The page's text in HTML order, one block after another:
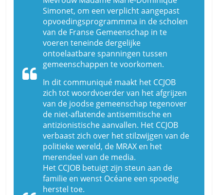
Simonet, om een verplicht aangepast
opvoedingsprogrammma in de scholen
van de Franse Gemeenschap in te
voeren teneinde dergelijke
ontoelaatbare spanningen tussen
gemeenschappen te voorkomen.
In dit communiqué maakt het CCJOB
zich tot woordvoerder van het afgrijzen
van de joodse gemeenschap tegenover
de niet-aflatende antisemitische en
antizionistische aanvallen. Het CCJOB
verbaast zich over het stilzwijgen van de
politieke wereld, de MRAX en het
merendeel van de media.
Het CCJOB betuigt zijn steun aan de
familie en wenst Océane een spoedig
herstel toe.